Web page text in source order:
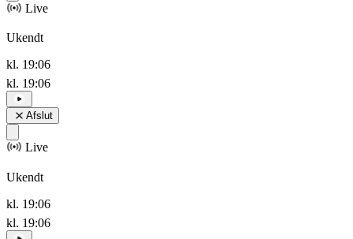
Live
Ukendt
kl. 19:06
kl. 19:06
Afslut
Live
Ukendt
kl. 19:06
kl. 19:06